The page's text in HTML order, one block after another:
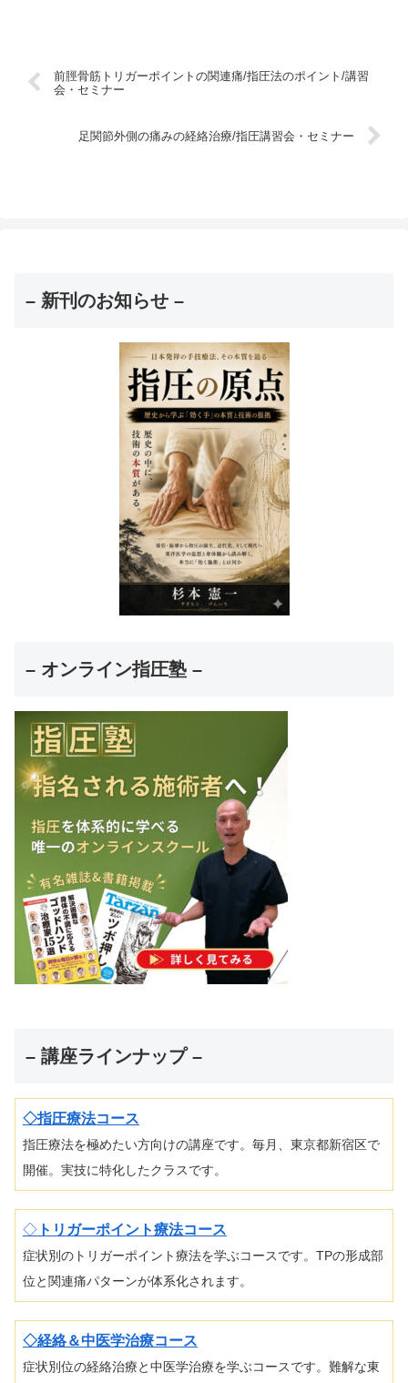
前脛骨筋トリガーポイントの関連痛/指圧法のポイント/講習
会・セミナー
足関節外側の痛みの経絡治療/指圧講習会・セミナー
– 新刊のお知らせ –
– オンライン指圧塾 –
– 講座ラインナップ –
◇指圧療法コース
指圧療法を極めたい方向けの講座です。毎月、東京都新宿区で
開催。実技に特化したクラスです。
◇ トリガーポイント療法コース
症状別のトリガーポイント療法を学ぶコースです。TPの形成部
位と関連痛パターンが体系化されます。
◇経絡＆中医学治療コース
症状別位の経絡治療と中医学治療を学ぶコースです。難解な東